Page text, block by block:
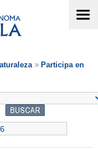
Participa en